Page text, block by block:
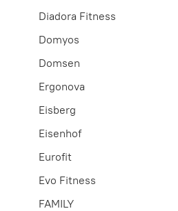
Diadora Fitness
Domyos
Domsen
Ergonova
Eisberg
Eisenhof
Eurofit
Evo Fitness
FAMILY